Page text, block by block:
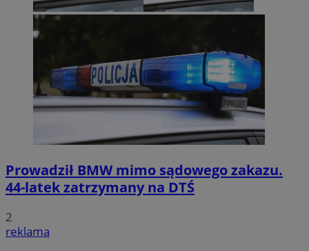
Prowadził BMW mimo sądowego zakazu.
44-latek zatrzymany na DTŚ
2
reklama